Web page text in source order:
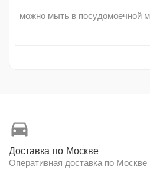
можно мыть в посудомоечной
directions_car
Доставка по Москве
Оперативная доставка по